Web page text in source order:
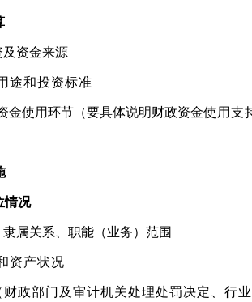
资金来源
途和投资标准
金使用环节（要具体说明财政资金使用支
情况
属关系、职能（业务）范围
资产状况
政部门及审计机关处理处罚决定、行